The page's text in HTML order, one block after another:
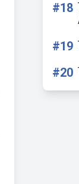
#18
#19
#20